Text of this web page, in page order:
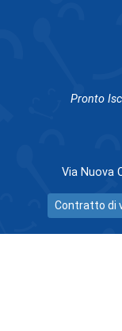
Pronto
Via Nuova
Contratto di